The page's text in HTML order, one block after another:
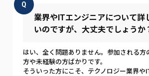
Q
業界やITエンジニアについて詳
いのですが、大丈夫でしょうか
はい、全く問題ありません。参加される方
方や未経験の方ばかりです。
そういった方にこそ、テクノロジー業界や